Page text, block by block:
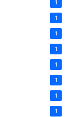
1
1
1
1
1
1
1
1